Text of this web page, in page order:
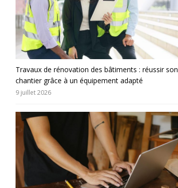
Travaux de rénovation des bâtiments : réussir son
chantier grâce à un équipement adapté
9 juillet 2026